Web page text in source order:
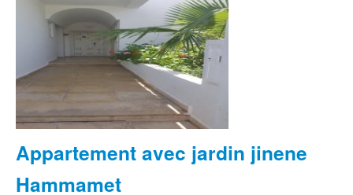
Appartement avec jardin jinene
Hammamet